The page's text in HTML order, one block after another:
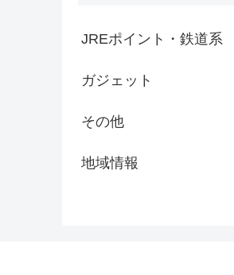
JREポイント・鉄道系
ガジェット
その他
地域情報